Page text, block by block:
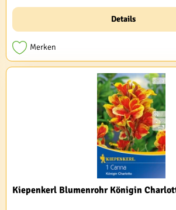
Details
Merken
Kiepenkerl Blumenrohr Königin